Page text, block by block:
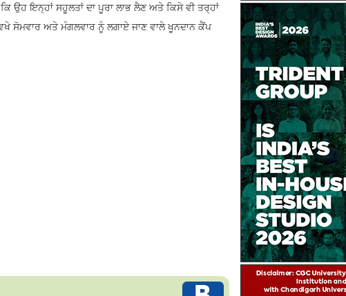
ਉਹ ਇਨ੍ਹਾਂ ਸਹੂਲਤਾਂ ਦਾ ਪੂਰਾ ਲਾਭ ਲੈਣ ਅਤੇ ਕਿਸੇ ਵੀ ਤਰ੍ਹਾਂ
ਸੋਮਵਾਰ ਅਤੇ ਮੰਗਲਵਾਰ ਨੂੰ ਲਗਾਏ ਜਾਣ ਵਾਲੇ ਖੂਨਦਾਨ ਕੈਂਪ